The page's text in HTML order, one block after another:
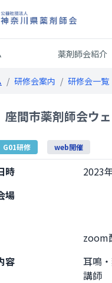
薬剤師会紹介
/ 研修会案内 / 研修会一覧
座間市薬剤師会ウ
G01研修 web開催
時
2023
場
容
耳鳴
講師